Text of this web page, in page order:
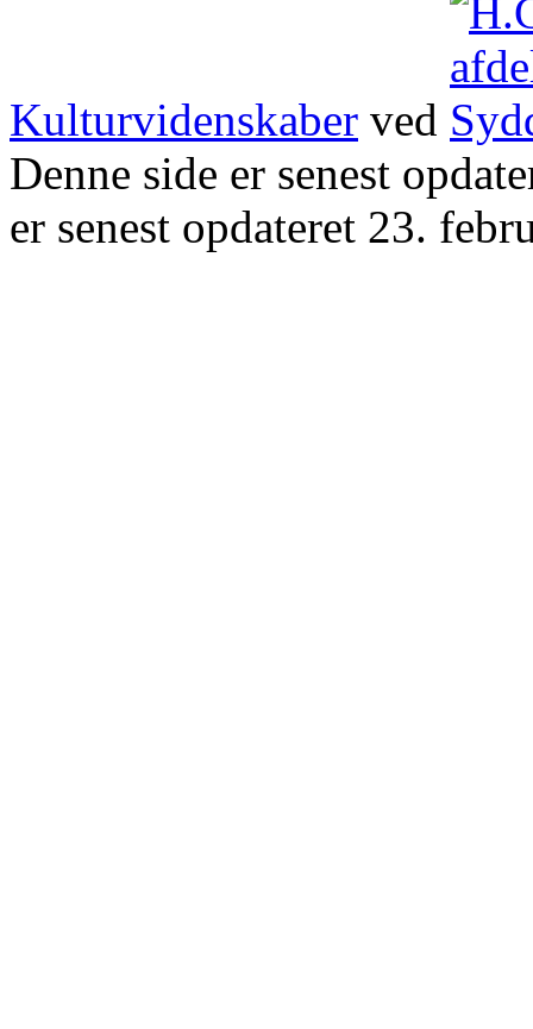
Kulturvidenskaber ved
Denne side er senest
er senest opdateret 23.